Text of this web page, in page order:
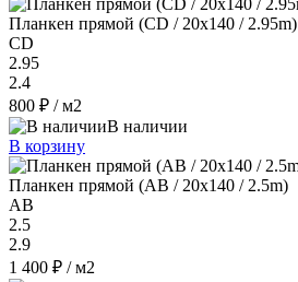
Планкен прямой (CD / 20х140 / 2.95m)
CD
2.95
2.4
800 ₽ / м2
В наличии
В корзину
Планкен прямой (AB / 20х140 / 2.5m)
AB
2.5
2.9
1 400 ₽ / м2